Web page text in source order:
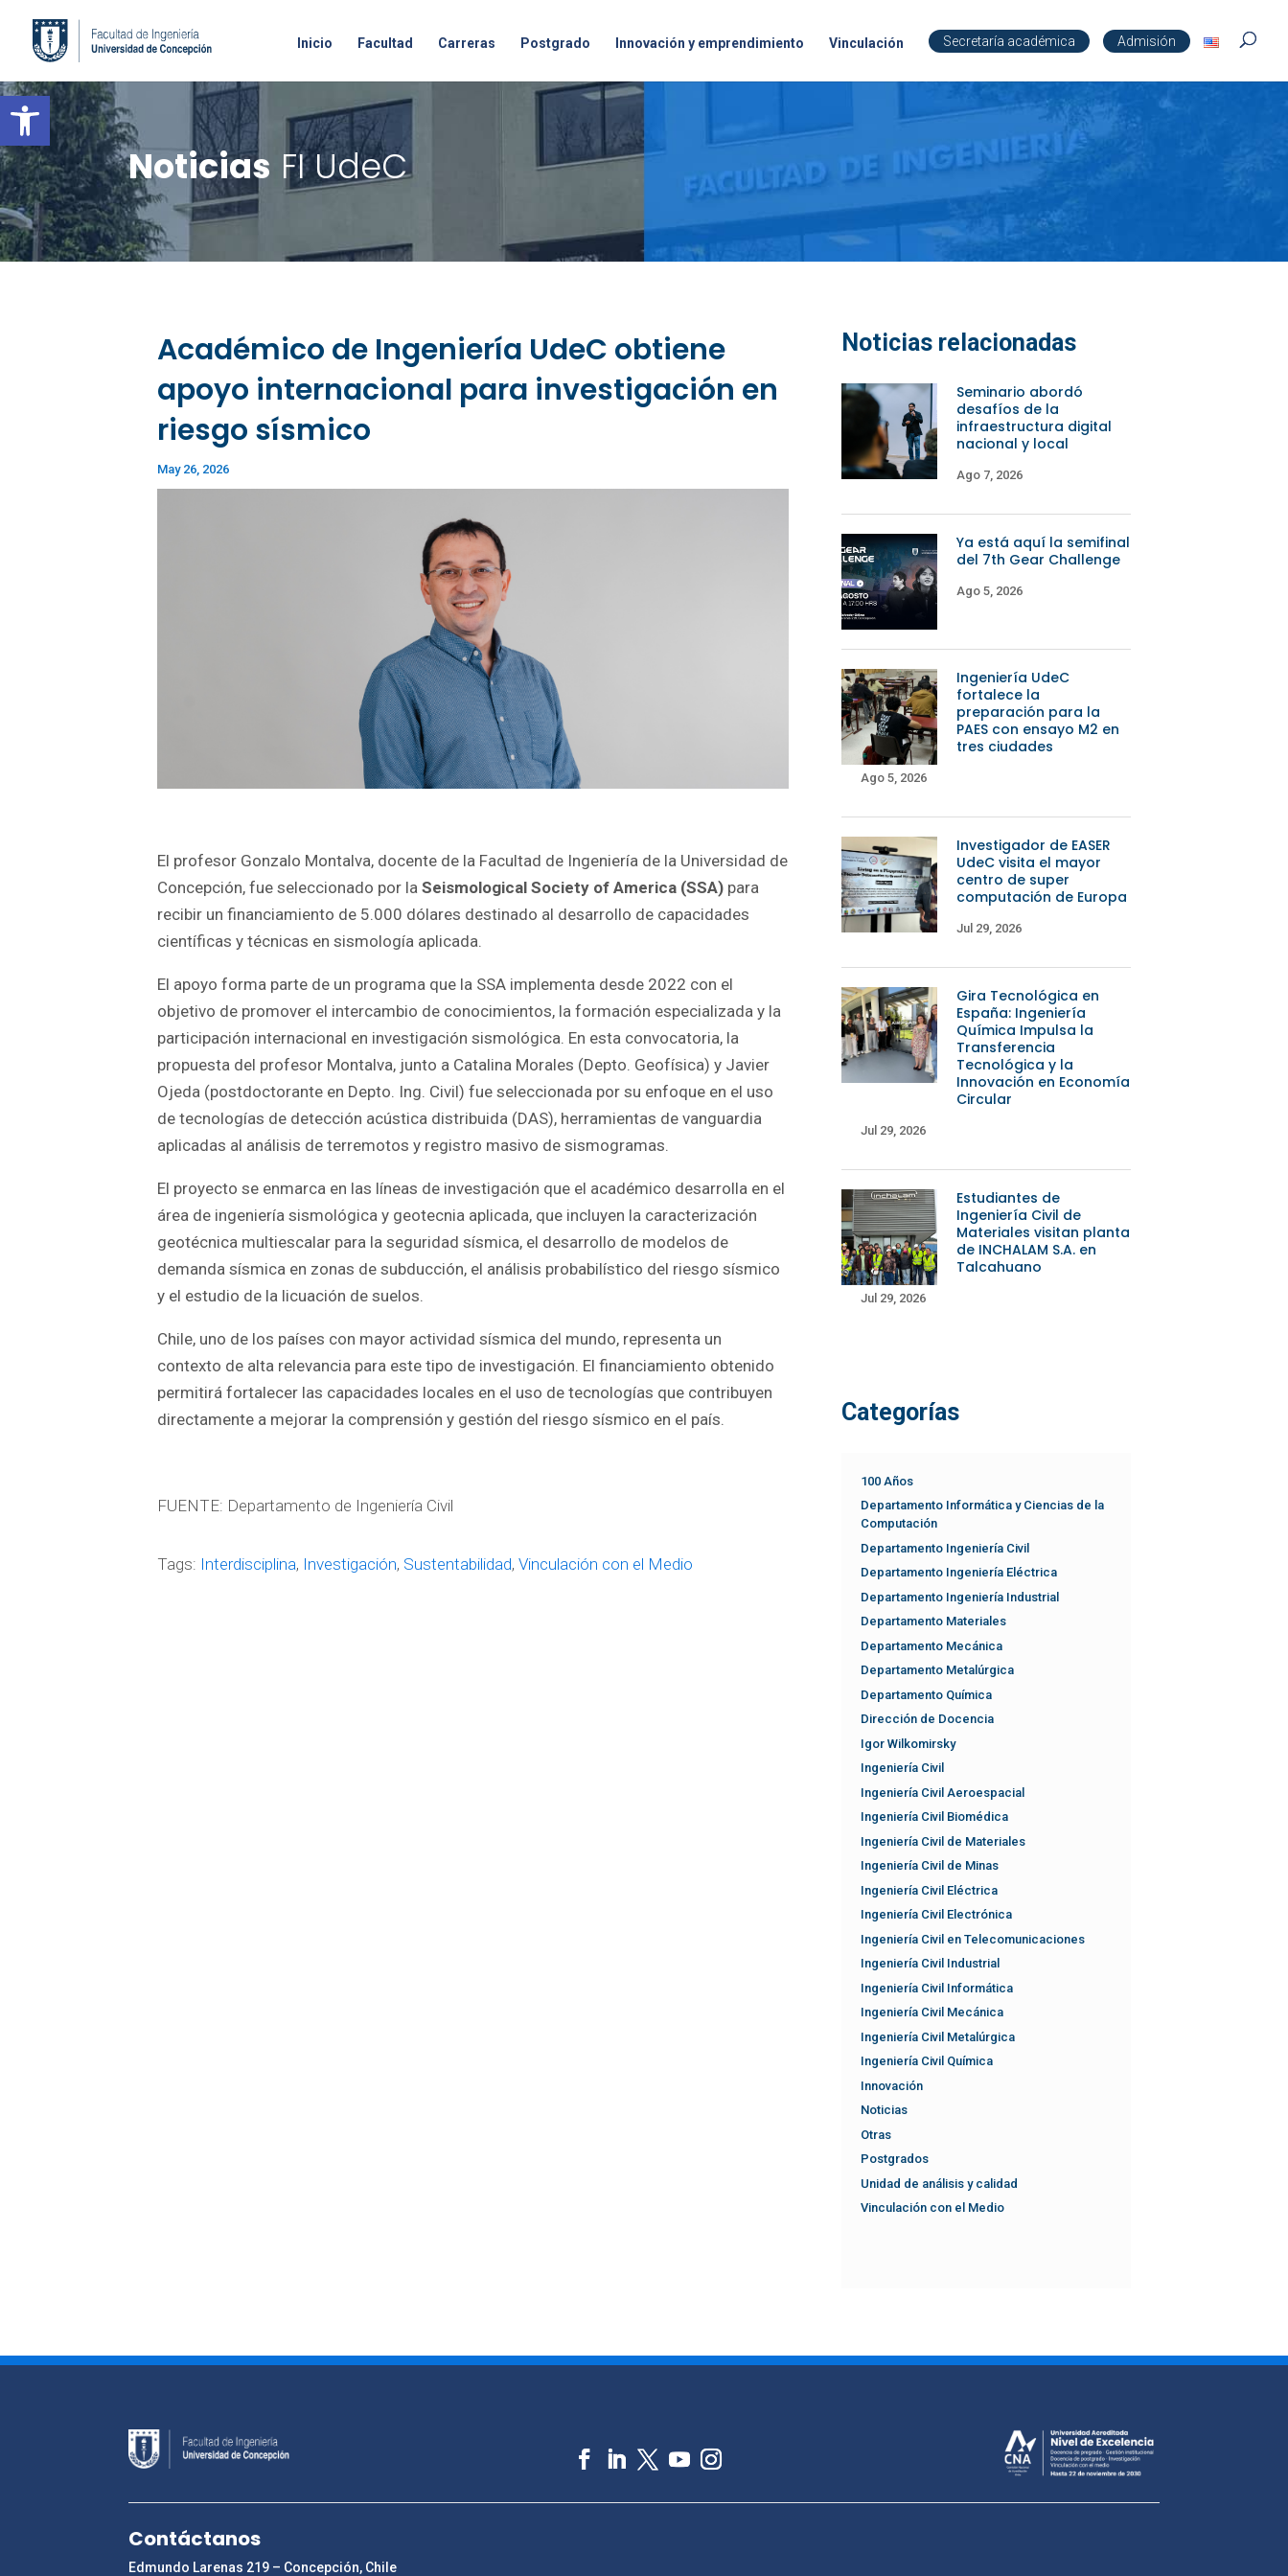
Open toolbar
Inicio Facultad Carreras Postgrado Innovación y emprendimiento Vinculación Secretaría académica Admisión
Noticias FI UdeC
Académico de Ingeniería UdeC obtiene
apoyo internacional para investigación en
riesgo sísmico
May 26, 2026
El profesor Gonzalo Montalva, docente de la Facultad de Ingeniería de la Universidad de
Concepción, fue seleccionado por laSeismological Society of America (SSA) para
recibir un financiamiento de 5.000 dólares destinado al desarrollo de capacidades
científicas y técnicas en sismología aplicada.
El apoyo forma parte de un programa que la SSA implementa desde 2022 con el
objetivo de promover el intercambio de conocimientos, la formación especializada y la
participación internacional en investigación sismológica. En esta convocatoria, la
propuesta del profesor Montalva, junto a Catalina Morales (Depto. Geofísica) y Javier
Ojeda (postdoctorante en Depto. Ing. Civil) fue seleccionada por su enfoque en el uso
de tecnologías de detección acústica distribuida (DAS), herramientas de vanguardia
aplicadas al análisis de terremotos y registro masivo de sismogramas.
El proyecto se enmarca en las líneas de investigación que el académico desarrolla en el
área de ingeniería sismológica y geotecnia aplicada, que incluyen la caracterización
geotécnica multiescalar para la seguridad sísmica, el desarrollo de modelos de
demanda sísmica en zonas de subducción, el análisis probabilístico del riesgo sísmico
y el estudio de la licuación de suelos.
Chile, uno de los países con mayor actividad sísmica del mundo, representa un
contexto de alta relevancia para este tipo de investigación. El financiamiento obtenido
permitirá fortalecer las capacidades locales en el uso de tecnologías que contribuyen
directamente a mejorar la comprensión y gestión del riesgo sísmico en el país.
FUENTE: Departamento de Ingeniería Civil
Tags: Interdisciplina, Investigación, Sustentabilidad,Vinculación con el Medio
Noticias relacionadas
Seminario abordó
desafíos de la
infraestructura digital
nacional y local
Ago 7, 2026
Ya está aquí la semifinal
del 7th Gear Challenge
Ago 5, 2026
Ingeniería UdeC
fortalece la
preparación para la
PAES con ensayo M2 en
tres ciudades
Ago 5, 2026
Investigador de EASER
UdeC visita el mayor
centro de super
computación de Europa
Jul 29, 2026
Gira Tecnológica en
España: Ingeniería
Química Impulsa la
Transferencia
Tecnológica y la
Innovación en Economía
Circular
Jul 29, 2026
Estudiantes de
Ingeniería Civil de
Materiales visitan planta
de INCHALAM S.A. en
Talcahuano
Jul 29, 2026
Categorías
100 Años
Departamento Informática y Ciencias de la
Computación
Departamento Ingeniería Civil
Departamento Ingeniería Eléctrica
Departamento Ingeniería Industrial
Departamento Materiales
Departamento Mecánica
Departamento Metalúrgica
Departamento Química
Dirección de Docencia
Igor Wilkomirsky
Ingeniería Civil
Ingeniería Civil Aeroespacial
Ingeniería Civil Biomédica
Ingeniería Civil de Materiales
Ingeniería Civil de Minas
Ingeniería Civil Eléctrica
Ingeniería Civil Electrónica
Ingeniería Civil en Telecomunicaciones
Ingeniería Civil Industrial
Ingeniería Civil Informática
Ingeniería Civil Mecánica
Ingeniería Civil Metalúrgica
Ingeniería Civil Química
Innovación
Noticias
Otras
Postgrados
Unidad de análisis y calidad
Vinculación con el Medio
Contáctanos
Edmundo Larenas 219 – Concepción, Chile